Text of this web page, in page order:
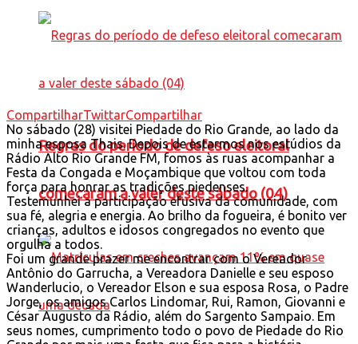
Regras do período de defeso eleitoral
comecaram a valer deste sábado (04)
CompartilharTwittarCompartilhar
No sábado (28) visitei Piedade do Rio Grande, ao lado da
minha esposa Thais. Depois de estarmos nos estúdios da
Rádio Alto Rio Grande FM, fomos às ruas acompanhar a
Festa da Congada e Moçambique que voltou com toda
força para honrar as tradições piedenses.
Testemunhei a participação efusiva da comunidade, com
sua fé, alegria e energia. Ao brilho da fogueira, é bonito ver
crianças, adultos e idosos congregados no evento que
orgulha a todos.
Foi um grande prazer me encontrar com o Vereador
Antônio do Garrucha, a Vereadora Danielle e seu esposo
Wanderlucio, o Vereador Elson e sua esposa Rosa, o Padre
Jorge, os amigos Carlos Lindomar, Rui, Ramon, Giovanni e
César Augusto da Rádio, além do Sargento Sampaio. Em
seus nomes, cumprimento todo o povo de Piedade do Rio